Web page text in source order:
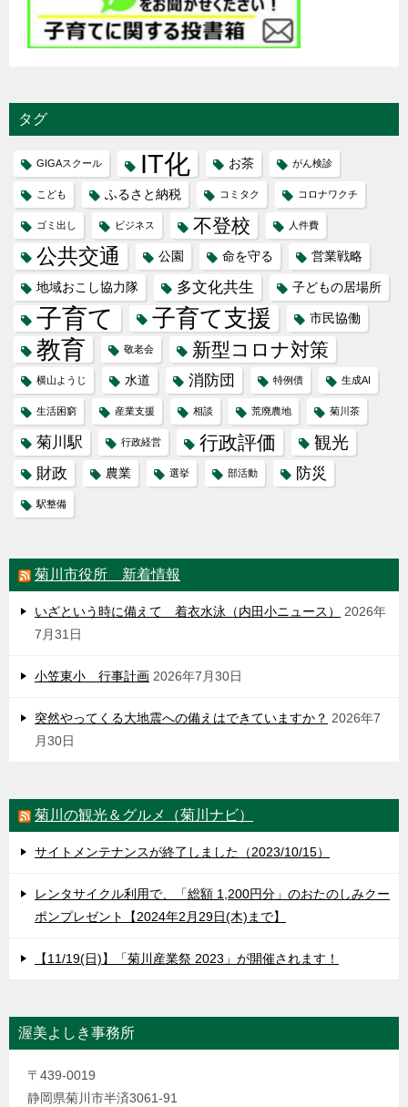
タグ
GIGAスクール IT化 お茶 がん検診
こども ふるさと納税 コミタク コロナワクチ
ゴミ出し ビジネス 不登校 人件費
公共交通 公園 命を守る 営業戦略
地域おこし協力隊 多文化共生 子どもの居場所
子育て 子育て支援 市民協働
教育 敬老会 新型コロナ対策
横山ようじ 水道 消防団 特例債 生成AI
生活困窮 産業支援 相談 荒廃農地 菊川茶
菊川駅 行政経営 行政評価 観光
財政 農業 選挙 部活動 防災
駅整備
菊川市役所 新着情報
いざという時に備えて 着衣水泳（内田小ニュース）
2026年
7月31日
小笠東小 行事計画 2026年7月30日
突然やってくる大地震への備えはできていますか？ 2026年7
月30日
菊川の観光＆グルメ（菊川ナビ）
サイトメンテナンスが終了しました（2023/10/15）
レンタサイクル利用で、「総額 1,200円分」のおたのしみクー
ポンプレゼント【2024年2月29日(木)まで】
【11/19(日)】「菊川産業祭 2023」が開催されます！
渥美よしき事務所
〒439-0019
静岡県菊川市半済3061-91